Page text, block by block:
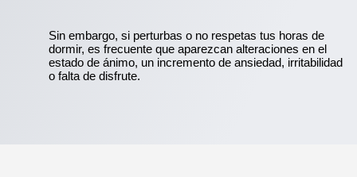
Sin embargo, si perturbas o no respetas tus horas de
dormir, es frecuente que aparezcan alteraciones en el
estado de ánimo, un incremento de ansiedad, irritabilidad
o falta de disfrute.